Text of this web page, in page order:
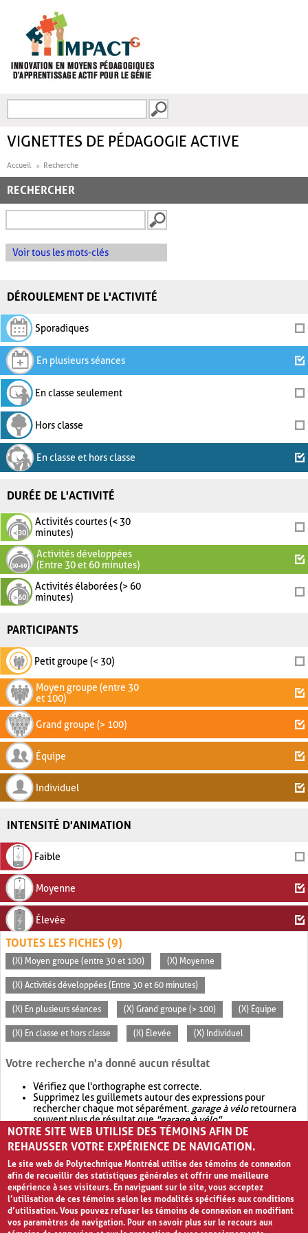
FORMULAIRE DE
VIGNETTES DE PÉDAGOGIE ACTIVE
Accueil Recherche
RECHERCHER
Voir tous les mots-clés
DÉROULEMENT DE L'ACTIVITÉ
Sporadiques
En plusieurs séances
En classe seulement
Hors classe
En classe et hors classe
DURÉE DE L'ACTIVITÉ
Activités courtes (< 30
minutes)
Activités développées
(Entre 30 et 60 minutes)
Activités élaborées (> 60
minutes)
PARTICIPANTS
Petit groupe (< 30)
Moyen groupe (entre 30
et 100)
Grand groupe (> 100)
Équipe
Individuel
INTENSITÉ D'ANIMATION
Faible
Moyenne
Élevée
TOUTES LES FICHES (9)
(X) Moyen groupe (entre 30 et 100) (X) Moyenne
(X) Activités développées (Entre 30 et 60 minutes)
(X) En plusieurs séances (X) Grand groupe (> 100) (X) Équipe
(X) En classe et hors classe (X) Élevée (X) Individuel
Votre recherche n'a donné aucun résultat
Vérifiez que l'orthographe est correcte.
Supprimez les guillemets autour des expressions pour
rechercher chaque mot séparément. garage à véloretournera
souvent plus de résultat que"garage à vélo".
Envisagez d'élargir votre recherche avec OR.garage OR vélo
retournera souvent plus de résultat quegarage à vélo
NOTRE SITE WEB UTILISE DES TÉMOINS AFIN DE
REHAUSSER VOTRE EXPÉRIENCE DE NAVIGATION.
Le site web de Polytechnique Montréal utilise des témoins de connexion
afin de recueillir des statistiques générales et offrir une meilleure
expérience à ses visiteurs. En naviguant sur le site, vous acceptez
l’utilisation de ces témoins selon les modalités spécifiées aux conditions
d’utilisation. Vous pouvez refuser les témoins de connexion en modifiant
vos paramètres de navigation. Pour en savoir plus sur le recours aux